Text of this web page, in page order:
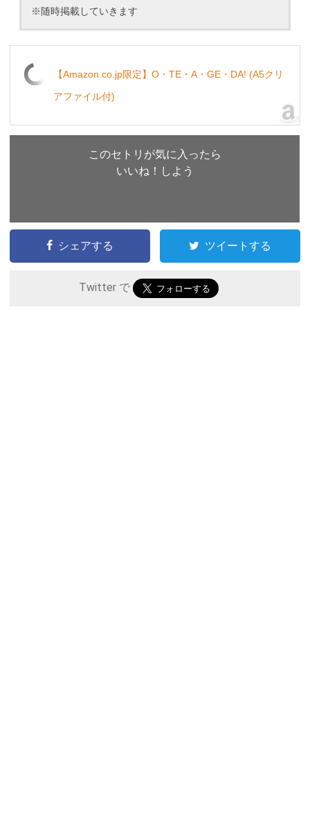
※随時掲載していきます
【Amazon.co.jp限定】O・TE・A・GE・DA! (A5クリ
アファイル付)
このセトリが気に入ったら
いいね！しよう
シェアする ツイートする
Twitter で